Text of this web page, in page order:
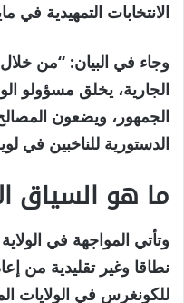
الانتخابات التمهيدية في
وجاء في البيان: “من خلال
الجارية، يخلق مسؤولو
الجمهور، ويضعون
الدستورية للناخبين في
ما هو السياق
وتأتي المواجهة في
نطاقا وغير تقليدية من
للكونغرس في الولايات